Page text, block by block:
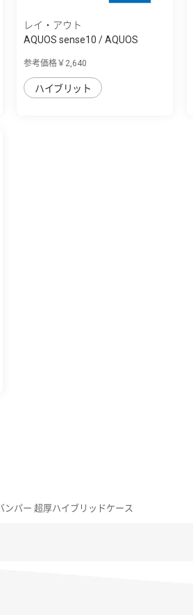
レイ・アウト
AQUOS sense10 / AQUOS
参考価格￥2,640
ハイブリット
ンパー 超厚ハイブリッドケース